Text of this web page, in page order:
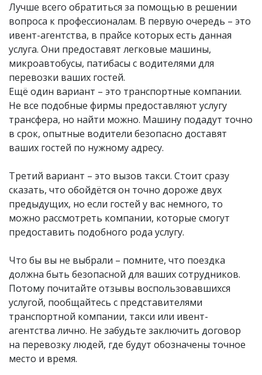
Лучше всего обратиться за помощью в решении
вопроса к профессионалам. В первую очередь – это
ивент-агентства, в прайсе которых есть данная
услуга. Они предоставят легковые машины,
микроавтобусы, патибасы с водителями для
перевозки ваших гостей.
Ещё один вариант – это транспортные компании.
Не все подобные фирмы предоставляют услугу
трансфера, но найти можно. Машину подадут точно
в срок, опытные водители безопасно доставят
ваших гостей по нужному адресу.
Третий вариант – это вызов такси. Стоит сразу
сказать, что обойдётся он точно дороже двух
предыдущих, но если гостей у вас немного, то
можно рассмотреть компании, которые смогут
предоставить подобного рода услугу.
Что бы вы не выбрали – помните, что поездка
должна быть безопасной для ваших сотрудников.
Потому почитайте отзывы воспользовавшихся
услугой, пообщайтесь с представителями
транспортной компании, такси или ивент-
агентства лично. Не забудьте заключить договор
на перевозку людей, где будут обозначены точное
место и время.